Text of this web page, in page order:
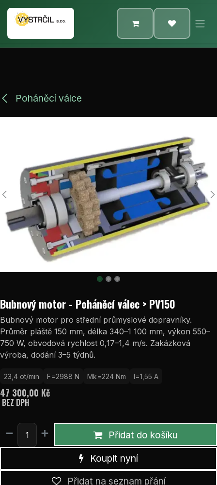
Přejít na obsah
Poháněcí válce
Bubnový motor - Poháněcí válec > PV150
Bubnový motor pro střední průmyslové dopravníky.
Průměr pláště 150 mm, délka 340–1 100 mm, výkon 550–
750 W, obvodová rychlost 0,17–1,4 m/s. Zakázková
výroba, dodání 3–5 týdnů.
23,4 ot/min F=2988 N Mk=224 Nm I=1,55 A
47 300,00 Kč
BEZ DPH
Přidat do košíku
Koupit nyní
Přidat na seznam přání